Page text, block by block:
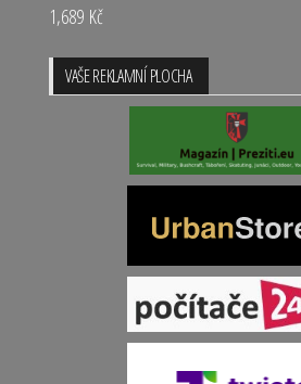
1,689 Kč
VAŠE REKLAMNÍ PLOCHA